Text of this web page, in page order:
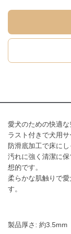
愛犬のための快適
ラスト付きで犬用サ
防滑底加工で床に
汚れに強く清潔に
想的です。
柔らかな肌触りで
す。
製品厚さ: 約3.5mm